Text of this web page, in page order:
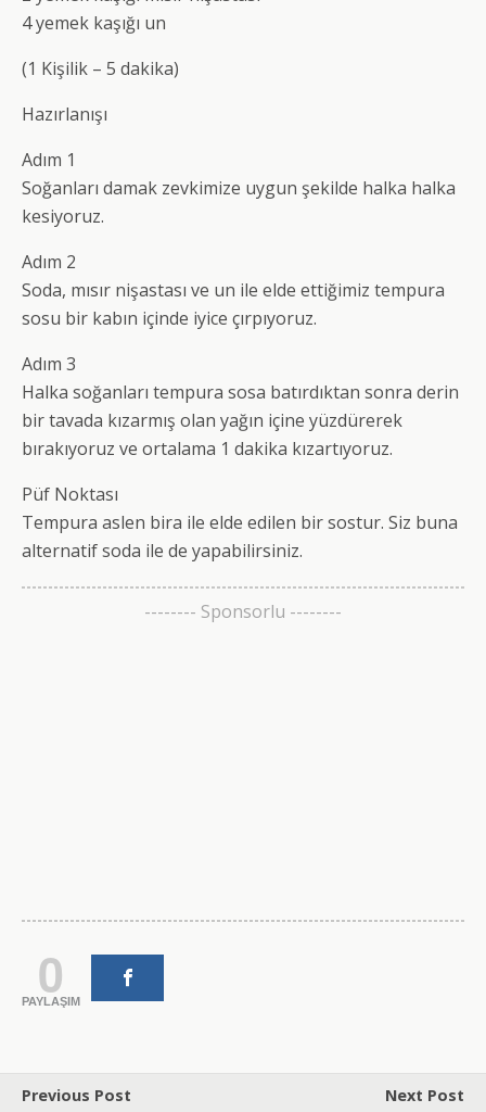
4 yemek kaşığı un
(1 Kişilik – 5 dakika)
Hazırlanışı
Adım 1
Soğanları damak zevkimize uygun şekilde halka halka
kesiyoruz.
Adım 2
Soda, mısır nişastası ve un ile elde ettiğimiz tempura
sosu bir kabın içinde iyice çırpıyoruz.
Adım 3
Halka soğanları tempura sosa batırdıktan sonra derin
bir tavada kızarmış olan yağın içine yüzdürerek
bırakıyoruz ve ortalama 1 dakika kızartıyoruz.
Püf Noktası
Tempura aslen bira ile elde edilen bir sostur. Siz buna
alternatif soda ile de yapabilirsiniz.
-------- Sponsorlu --------
0
PAYLAŞIM
Previous Post Next Post